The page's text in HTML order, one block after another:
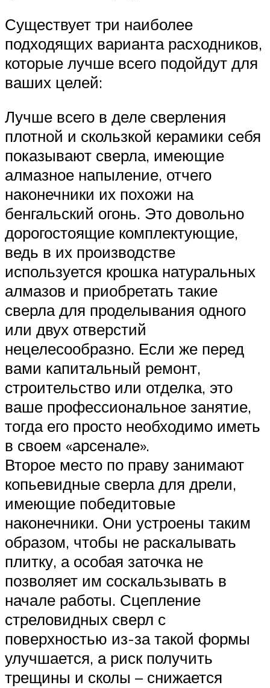
Существует три наиболее
подходящих варианта расходников,
которые лучше всего подойдут для
ваших целей:
Лучше всего в деле сверления
плотной и скользкой керамики себя
показывают сверла, имеющие
алмазное напыление, отчего
наконечники их похожи на
бенгальский огонь. Это довольно
дорогостоящие комплектующие,
ведь в их производстве
используется крошка натуральных
алмазов и приобретать такие
сверла для проделывания одного
или двух отверстий
нецелесообразно. Если же перед
вами капитальный ремонт,
строительство или отделка, это
ваше профессиональное занятие,
тогда его просто необходимо иметь
в своем «арсенале».
Второе место по праву занимают
копьевидные сверла для дрели,
имеющие победитовые
наконечники. Они устроены таким
образом, чтобы не раскалывать
плитку, а особая заточка не
позволяет им соскальзывать в
начале работы. Сцепление
стреловидных сверл с
поверхностью из-за такой формы
улучшается, а риск получить
трещины и сколы – снижается